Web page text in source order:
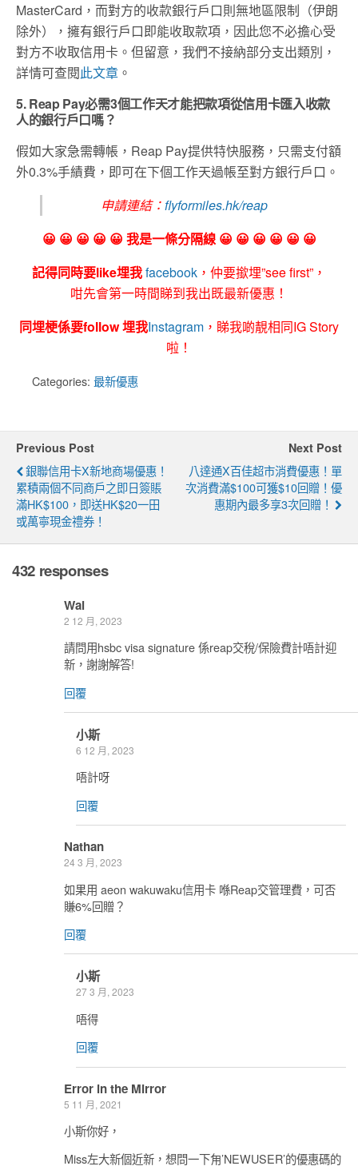
MasterCard，而對方的收款銀行戶口則無地區限制（伊朗
除外），擁有銀行戶口即能收取款項，因此您不必擔心受
對方不收取信用卡。但留意，我們不接納部分支出類別，
詳情可查閱此文章 。
5. Reap Pay必需3個工作天才能把款項從信用卡匯入收款
人的銀行戶口嗎？
假如大家急需轉帳，Reap Pay提供特快服務，只需支付額
外0.3%手績費，即可在下個工作天過帳至對方銀行戶口。
申請連結：flyformiles.hk/reap
😀 😀 😀 😀 😀 我是一條分隔線 😀 😀 😀 😀 😀 😀
記得同時要like埋我facebook ，仲要撳埋”see first”，
咁先會第一時間睇到我出既最新優惠！
同埋梗係要follow 埋我Instagram ，睇我啲靚相同IG Story
啦！
Categories: 最新優惠
Previous Post
銀聯信用卡x新地商場優惠！
累積兩個不同商戶之即日簽賬
滿HK$100，即送HK$20一田
或萬寧現金禮券！
Next Post
八達通x百佳超市消費優惠！單
次消費滿$100可獲$10回贈！優
惠期內最多享3次回贈！
432 responses
Wai
2 12 月, 2023
請問用hsbc visa signature 係reap交稅/保險費計唔計迎
新，謝謝解答!
回覆
小斯
6 12 月, 2023
唔計呀
回覆
Nathan
24 3 月, 2023
如果用 aeon wakuwaku信用卡 喺Reap交管理費，可否
賺6%回贈？
回覆
小斯
27 3 月, 2023
唔得
回覆
Error in the Mirror
5 11 月, 2021
小斯你好，
Miss左大新個近新，想問一下甪’NEWUSER’的優惠碼的